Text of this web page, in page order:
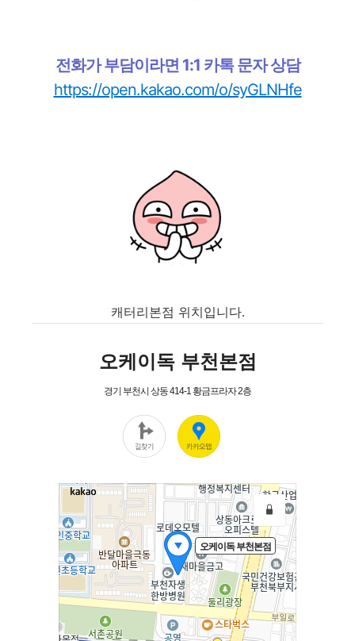
전화가 부담이라면 1:1 카톡 문자 상담
https://open.kakao.com/o/syGLNHfe
캐터리본점 위치입니다.